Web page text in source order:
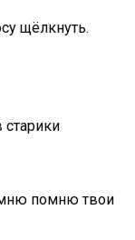
щёлкнуть.
помню твои